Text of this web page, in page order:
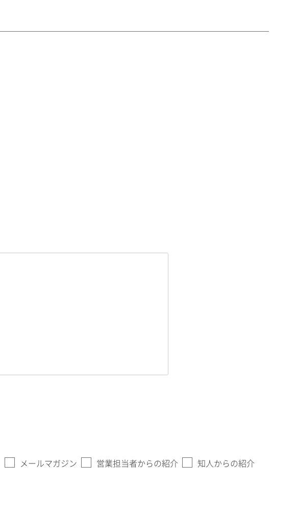
メールマガジン 営業担当者からの紹介 知人からの紹介